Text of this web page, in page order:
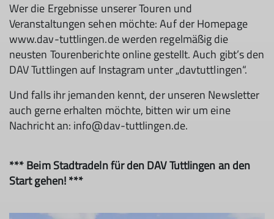
Wer die Ergebnisse unserer Touren und
Veranstaltungen sehen möchte: Auf der Homepage
www.dav-tuttlingen.de werden regelmäßig die
neusten Tourenberichte online gestellt. Auch gibt’s den
DAV Tuttlingen auf Instagram unter „davtuttlingen“.
Und falls ihr jemanden kennt, der unseren Newsletter
auch gerne erhalten möchte, bitten wir um eine
Nachricht an: info@dav-tuttlingen.de.
*** Beim Stadtradeln für den DAV Tuttlingen an den
Start gehen! ***